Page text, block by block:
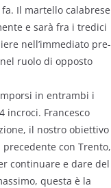
Il martello calabrese
e sarà fra i tredici
nell’immediato pre-
ruolo di opposto
in entrambi i
incroci. Francesco
il nostro obiettivo
con Trento,
continuare e dare del
questa è la